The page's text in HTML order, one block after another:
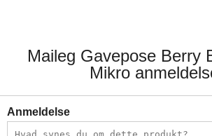
Maileg Gavepose Berry
Mikro
Anmeldelse